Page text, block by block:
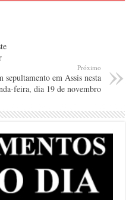
Próximo
sepultamento em Assis nesta
feira, dia 19 de novembro